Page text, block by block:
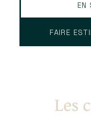
EN
FAIRE
Les